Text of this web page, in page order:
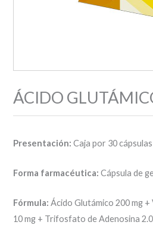
ÁCIDO
Presentación:Caja por 30
Forma farmacéutica:Cápsula de
Fórmula:Ácido Glutámico 200 mg
10 mg + Trifosfato de Adenosina